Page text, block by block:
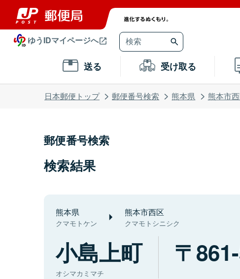
ゆうIDマイページへ
送る 受け取る
日本郵便トップ 郵便番号検索 熊本県 熊本市
郵便番号検索
検索結果
熊本県
クマモトケン
熊本市西区
クマモトシニシク
小島上町
オシマカミマチ